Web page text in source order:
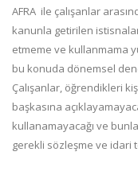
AFRA ile çalışanlar
kanunla getirilen
etmeme ve kullanmama
bu konuda dönemsel
Çalışanlar, öğrendikleri
başkasına
kullanamayacağı ve
gerekli sözleşme ve idari